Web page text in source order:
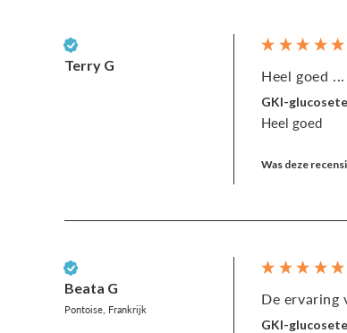
Terry G
Heel goed ...
GKI-
Heel goed
Was deze
Beata G
Pontoise, Frankrijk
De ervaring
GKI-